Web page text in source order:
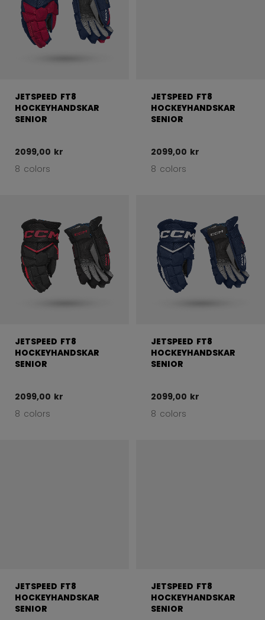
JETSPEED FT8
HOCKEYHANDSKAR
SENIOR
2099,00 kr
8 colors
JETSPEED FT8
HOCKEYHANDSKAR
SENIOR
2099,00 kr
8 colors
JETSPEED FT8
HOCKEYHANDSKAR
SENIOR
2099,00 kr
8 colors
JETSPEED FT8
HOCKEYHANDSKAR
SENIOR
2099,00 kr
8 colors
JETSPEED FT8
HOCKEYHANDSKAR
SENIOR
JETSPEED FT8
HOCKEYHANDSKAR
SENIOR